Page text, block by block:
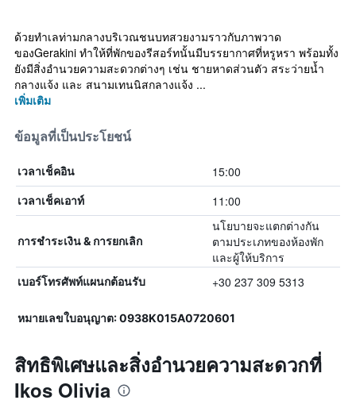
ด้วยทำเลท่ามกลางบริเวณชนบทสวยงามราวกับภาพวาด
ของGerakini ทำให้ที่พักของรีสอร์ทนั้นมีบรรยากาศที่หรูหรา พร้อมทั้ง
ยังมีสิ่งอำนวยความสะดวกต่างๆ เช่น ชายหาดส่วนตัว สระว่ายน้ำ
กลางแจ้ง และ สนามเทนนิสกลางแจ้ง ...
เพิ่มเติม
ข้อมูลที่เป็นประโยชน์
เวลาเช็คอิน 15:00
เวลาเช็คเอาท์ 11:00
การชำระเงิน & การยกเลิก
นโยบายจะแตกต่างกัน
ตามประเภทของห้องพัก
และผู้ให้บริการ
เบอร์โทรศัพท์แผนกต้อนรับ +30 237 309 5313
หมายเลขใบอนุญาต: 0938Κ015A0720601
สิทธิพิเศษและสิ่งอำนวยความสะดวกที่
Ikos Olivia